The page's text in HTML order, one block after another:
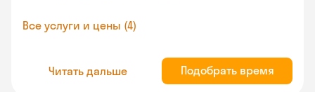
Все услуги и цены (4)
Читать дальше Подобрать время